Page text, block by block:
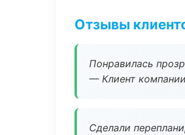
Отзывы
Понравилась
— Клиент компании
Сделали